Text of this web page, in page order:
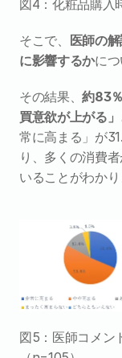
図4：化粧品購入
そこで、 医師の
に影響するかにつ
その結果、約83
買意欲が上がる」
常に高まる」が
り、多くの消費
いることがわかり
図5：医師コメン